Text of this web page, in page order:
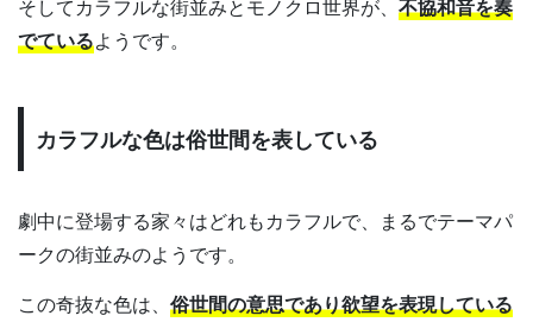
そしてカラフルな街並みとモノクロ世界が、 不協和音を奏
でているようです。
カラフルな色は俗世間を表している
劇中に登場する家々はどれもカラフルで、まるでテーマパ
ークの街並みのようです。
この奇抜な色は、 俗世間の意思であり欲望を表現している